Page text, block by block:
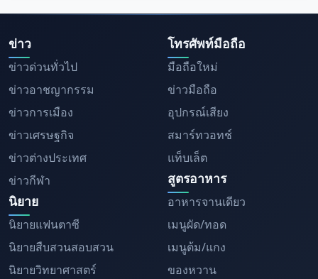
ข่าว
ข่าวด่วนทั่วไป
ข่าวอาชญากรรม
ข่าวการเมือง
ข่าวเศรษฐกิจ
ข่าวต่างประเทศ
ข่าวกีฬา
นิยาย
นิยายแฟนตาซี
นิยายสืบสวนสอบสวน
นิยายวิทยาศาสตร์
โทรศัพท์มือถือ
มือถือใหม่
ข่าวมือถือ
อุปกรณ์เสียง
สมาร์ทวอทช์
แท็บเล็ต
สูตรอาหาร
อาหารจานเดียว
เมนูผัด/ทอด
เมนูต้ม/แกง
ของหวาน